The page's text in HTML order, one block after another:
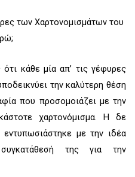
κάθε μία απ’ τις γέφυρες
την καλύτερη θέση
που προσομοιάζει με την
χαρτονόμισμα. Η δε
με την ιδέα
της για την